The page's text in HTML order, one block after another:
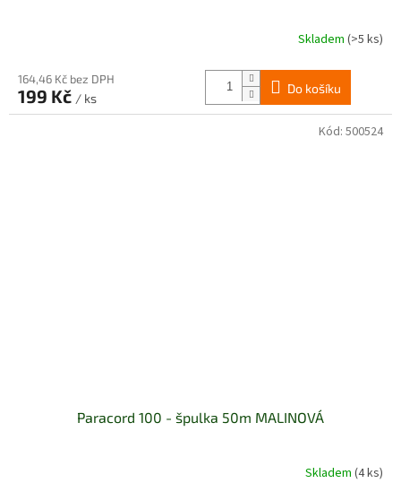
Skladem (>5 ks)
164,46 Kč bez DPH
199 Kč / ks
Do košíku
Paracord 100 - špulka 50m MALINOVÁ
Skladem (4 ks)
Kód: 500524